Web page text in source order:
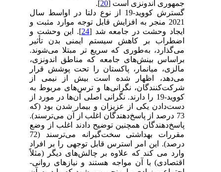
جمهوری اندونزی است [20
].
گسترش کووید-19 از نوع دلتا در اواسط سال
2021 منجر به افزایش قابل توجه موارد مثبت و
ایجاد وحشت در جامعه شد [ 24]. این وحشت و
اضطراب بر کاهش سیستم ایمنی بدن تأثیر
می‌گذارد، به‌طوری که سریع تر مبتلا می‌شوند.
براساس بینش‌های جامعه که مناطق اندونزی،
مالزی، میانمار، پاکستان را تحت پوشش قرار
می‌دهد، اظهار شده است بیش از نیمی از
شرکت‌کنندگان، نگرانی‌ها و ترس‌های مربوط به
کووید-19 را دارند. نگرانی اصلی آن‌ها در مورد از
دست‌دادن یکی از عزیزان و بیمار شدن بود (که
73 درصد از پاسخ‌دهندگان اغلب از آن می‌ترسند).
پاسخ‌دهندگان همچنین توضیح دادند اغلب از وضع
مقررات بهداشتی سخت‌گیرانه می‌ترسند (72
درصد). این امر استرس قابل توجهی را بر افراد
وارد می کند که علاوه بر چالش‌های دیگر (مثلاً
اقتصادی) با آن مواجه هستند و نیازهای روانی-